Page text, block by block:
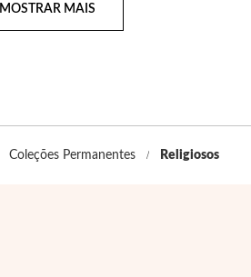
MOSTRAR MAIS
Coleções Permanentes Religiosos